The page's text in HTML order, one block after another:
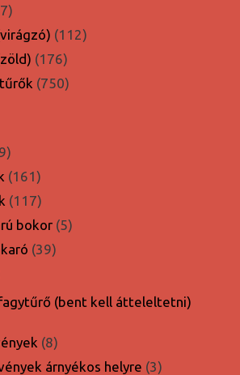
37
termék
112112
176176
termék
750750
69
termék
161161
termék
117117
termék
bokor 55
3939
termék
(bent kell átteleltetni)
88
termék
árnyékos helyre 33